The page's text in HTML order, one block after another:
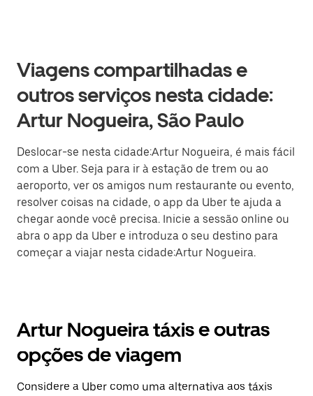
Viagens compartilhadas e
outros serviços nesta cidade:
Artur Nogueira, São Paulo
Deslocar-se nesta cidade:Artur Nogueira, é mais fácil
com a Uber. Seja para ir à estação de trem ou ao
aeroporto, ver os amigos num restaurante ou evento,
resolver coisas na cidade, o app da Uber te ajuda a
chegar aonde você precisa. Inicie a sessão online ou
abra o app da Uber e introduza o seu destino para
começar a viajar nesta cidade:Artur Nogueira.
Artur Nogueira táxis e outras
opções de viagem
Considere a Uber como uma alternativa aos táxis